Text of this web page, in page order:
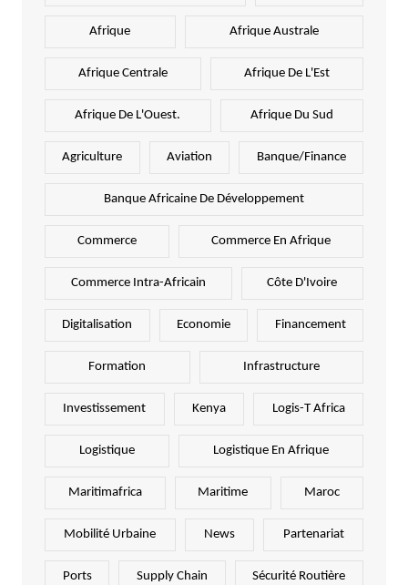
Afrique Afrique Australe
Afrique Centrale Afrique De L'Est
Afrique De L'Ouest. Afrique Du Sud
Agriculture Aviation Banque/Finance
Banque Africaine De Développement
Commerce Commerce En Afrique
Commerce Intra-Africain Côte D'Ivoire
Digitalisation Economie Financement
Formation Infrastructure
Investissement Kenya Logis-T Africa
Logistique Logistique En Afrique
Maritimafrica Maritime Maroc
Mobilité Urbaine News Partenariat
Ports Supply Chain Sécurité Routière